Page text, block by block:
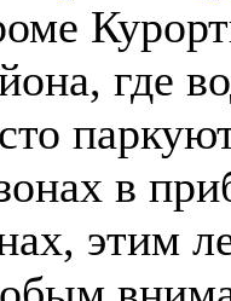
где
в
этим